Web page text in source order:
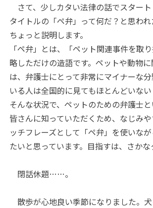
さて、少しカタい法律の話でスタート
タイトルの「ペ弁」って何だ？と思われ
ちょっと説明します。
「ペ弁」とは、「ペット関連事件を取
略しただけの造語です。ペットや動物
は、弁護士にとって非常にマイナーな
いる人は全国的に見てもほとんどいない
そんな状況で、ペットのための弁護士
皆さんに知っていただくため、なじみ
ッチフレーズとして「ペ弁」を使いな
たいと思っています。目指すは、さかな
閉話休題……。
散歩が心地良い季節になりました。